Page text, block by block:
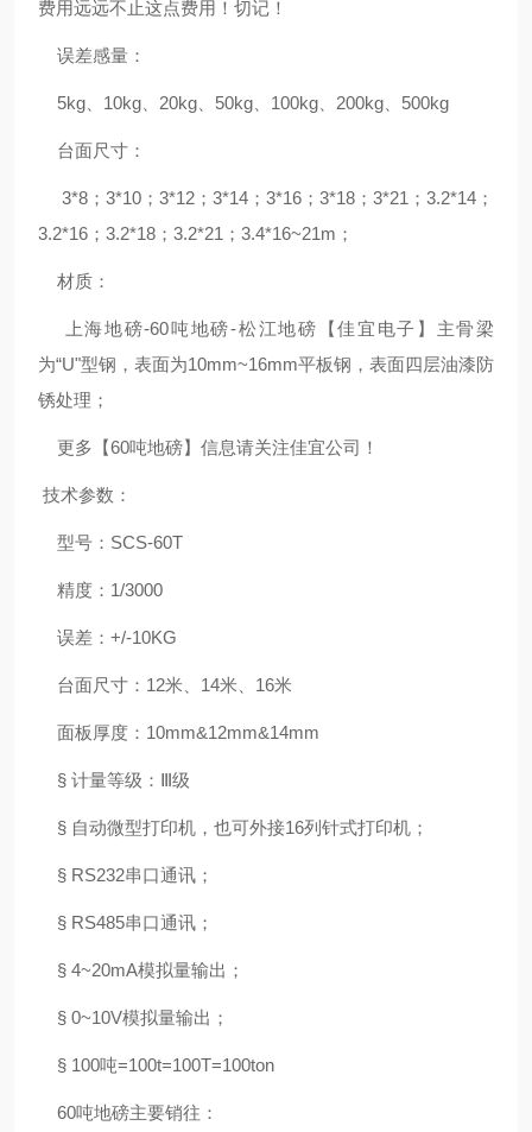
费用远远不止这点费用！切记！
误差感量：
5kg、10kg、20kg、50kg、100kg、200kg、500kg
台面尺寸：
3*8；3*10；3*12；3*14；3*16；3*18；3*21；3.2*14；
3.2*16；3.2*18；3.2*21；3.4*16~21m；
材质：
上海地磅-60吨地磅-松江地磅【佳宜电子】主骨梁
为“U"型钢，表面为10mm~16mm平板钢，表面四层油漆防
锈处理；
更多【60吨地磅】信息请关注佳宜公司！
技术参数：
型号：SCS-60T
精度：1/3000
误差：+/-10KG
台面尺寸：12米、14米、16米
面板厚度：10mm&12mm&14mm
§ 计量等级：Ⅲ级
§ 自动微型打印机，也可外接16列针式打印机；
§ RS232串口通讯；
§ RS485串口通讯；
§ 4~20mA模拟量输出；
§ 0~10V模拟量输出；
§ 100吨=100t=100T=100ton
60吨地磅主要销往：